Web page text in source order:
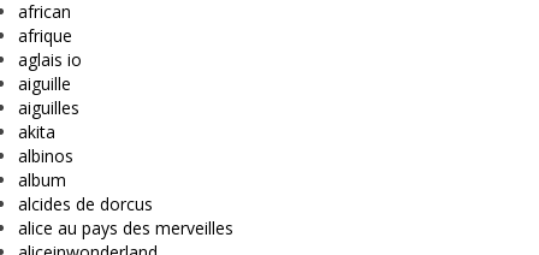
african
afrique
aglais io
aiguille
aiguilles
akita
albinos
album
alcides de dorcus
alice au pays des merveilles